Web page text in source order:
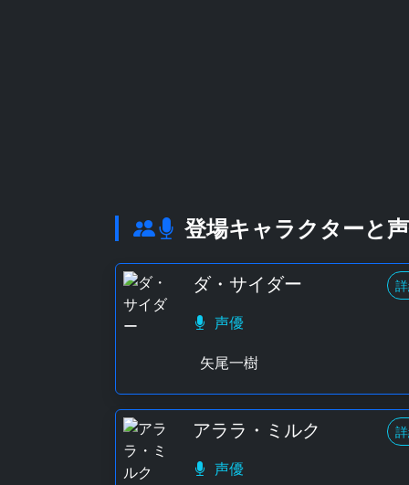
登場キャラクターと
ダ・サイダー
声優
矢尾一樹
アララ・ミルク
声優